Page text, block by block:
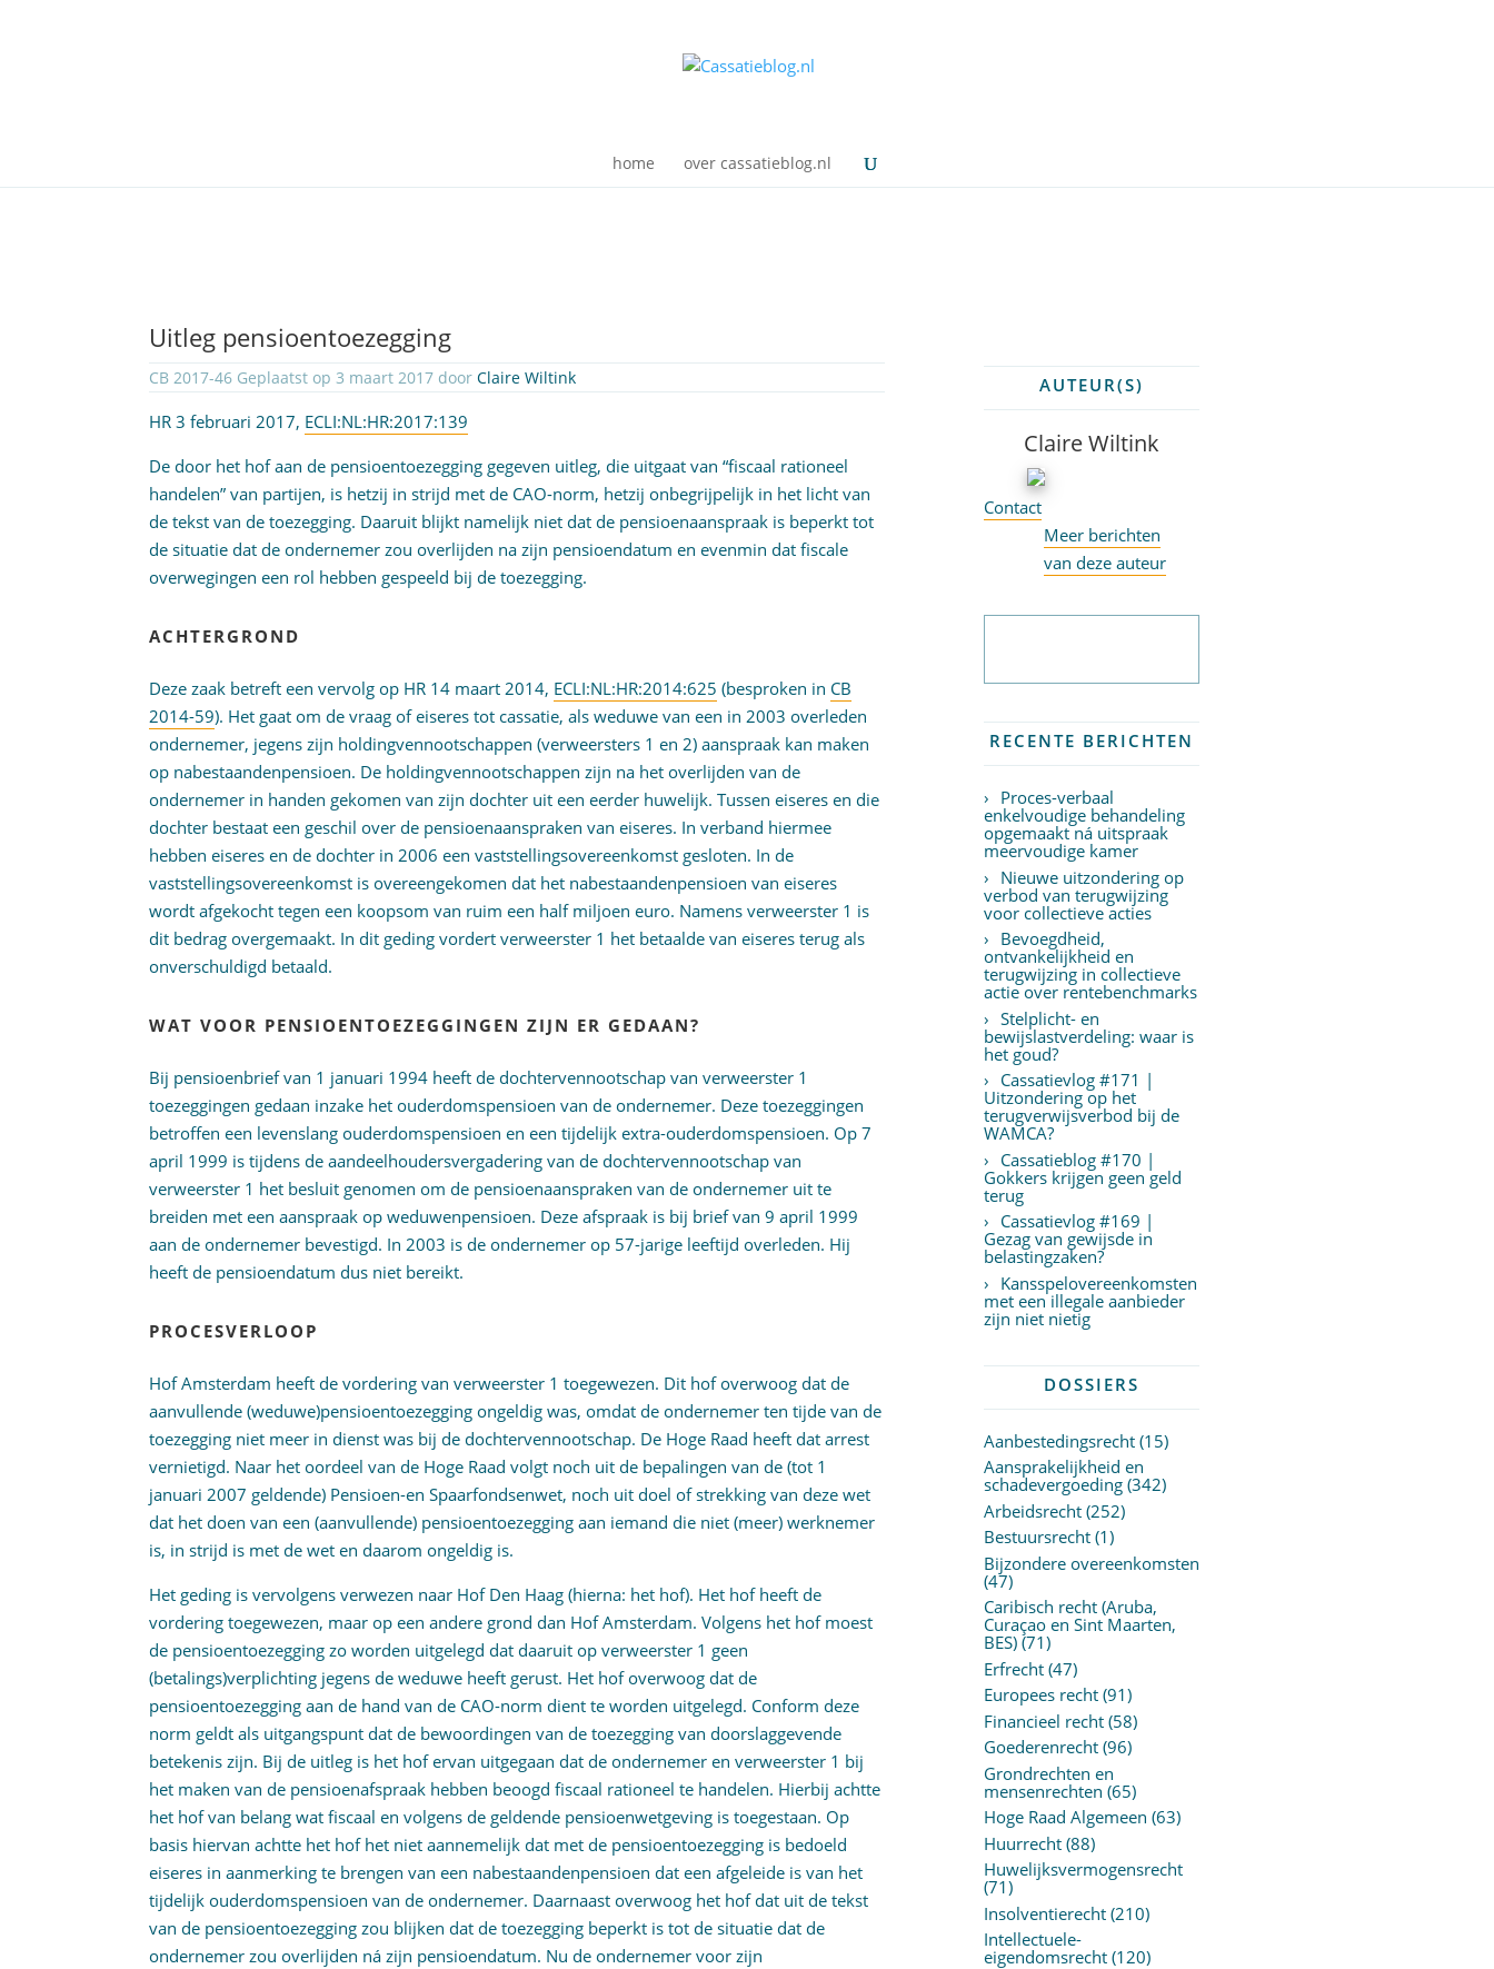
home over cassatieblog.nl
Uitleg pensioentoezegging
CB 2017-46 Geplaatst op 3 maart 2017 doorClaire Wiltink
HR 3 februari 2017, ECLI:NL:HR:2017:139
De door het hof aan de pensioentoezegging gegeven uitleg, die uitgaat van “fiscaal rationeel
handelen” van partijen, is hetzij in strijd met de CAO-norm, hetzij onbegrijpelijk in het licht van
de tekst van de toezegging. Daaruit blijkt namelijk niet dat de pensioenaanspraak is beperkt tot
de situatie dat de ondernemer zou overlijden na zijn pensioendatum en evenmin dat fiscale
overwegingen een rol hebben gespeeld bij de toezegging.
ACHTERGROND
Deze zaak betreft een vervolg op HR 14 maart 2014, ECLI:NL:HR:2014:625 (besproken in CB
2014-59). Het gaat om de vraag of eiseres tot cassatie, als weduwe van een in 2003 overleden
ondernemer, jegens zijn holdingvennootschappen (verweersters 1 en 2) aanspraak kan maken
op nabestaandenpensioen. De holdingvennootschappen zijn na het overlijden van de
ondernemer in handen gekomen van zijn dochter uit een eerder huwelijk. Tussen eiseres en die
dochter bestaat een geschil over de pensioenaanspraken van eiseres. In verband hiermee
hebben eiseres en de dochter in 2006 een vaststellingsovereenkomst gesloten. In de
vaststellingsovereenkomst is overeengekomen dat het nabestaandenpensioen van eiseres
wordt afgekocht tegen een koopsom van ruim een half miljoen euro. Namens verweerster 1 is
dit bedrag overgemaakt. In dit geding vordert verweerster 1 het betaalde van eiseres terug als
onverschuldigd betaald.
WAT VOOR PENSIOENTOEZEGGINGEN ZIJN ER GEDAAN?
Bij pensioenbrief van 1 januari 1994 heeft de dochtervennootschap van verweerster 1
toezeggingen gedaan inzake het ouderdomspensioen van de ondernemer. Deze toezeggingen
betroffen een levenslang ouderdomspensioen en een tijdelijk extra-ouderdomspensioen. Op 7
april 1999 is tijdens de aandeelhoudersvergadering van de dochtervennootschap van
verweerster 1 het besluit genomen om de pensioenaanspraken van de ondernemer uit te
breiden met een aanspraak op weduwenpensioen. Deze afspraak is bij brief van 9 april 1999
aan de ondernemer bevestigd. In 2003 is de ondernemer op 57-jarige leeftijd overleden. Hij
heeft de pensioendatum dus niet bereikt.
PROCESVERLOOP
Hof Amsterdam heeft de vordering van verweerster 1 toegewezen. Dit hof overwoog dat de
aanvullende (weduwe)pensioentoezegging ongeldig was, omdat de ondernemer ten tijde van de
toezegging niet meer in dienst was bij de dochtervennootschap. De Hoge Raad heeft dat arrest
vernietigd. Naar het oordeel van de Hoge Raad volgt noch uit de bepalingen van de (tot 1
januari 2007 geldende) Pensioen-en Spaarfondsenwet, noch uit doel of strekking van deze wet
dat het doen van een (aanvullende) pensioentoezegging aan iemand die niet (meer) werknemer
is, in strijd is met de wet en daarom ongeldig is.
Het geding is vervolgens verwezen naar Hof Den Haag (hierna: het hof). Het hof heeft de
vordering toegewezen, maar op een andere grond dan Hof Amsterdam. Volgens het hof moest
de pensioentoezegging zo worden uitgelegd dat daaruit op verweerster 1 geen
(betalings)verplichting jegens de weduwe heeft gerust. Het hof overwoog dat de
pensioentoezegging aan de hand van de CAO-norm dient te worden uitgelegd. Conform deze
norm geldt als uitgangspunt dat de bewoordingen van de toezegging van doorslaggevende
betekenis zijn. Bij de uitleg is het hof ervan uitgegaan dat de ondernemer en verweerster 1 bij
het maken van de pensioenafspraak hebben beoogd fiscaal rationeel te handelen. Hierbij achtte
het hof van belang wat fiscaal en volgens de geldende pensioenwetgeving is toegestaan. Op
basis hiervan achtte het hof het niet aannemelijk dat met de pensioentoezegging is bedoeld
eiseres in aanmerking te brengen van een nabestaandenpensioen dat een afgeleide is van het
tijdelijk ouderdomspensioen van de ondernemer. Daarnaast overwoog het hof dat uit de tekst
van de pensioentoezegging zou blijken dat de toezegging beperkt is tot de situatie dat de
ondernemer zou overlijden ná zijn pensioendatum. Nu de ondernemer voor zijn
AUTEUR(S)
Claire Wiltink
Contact
Meer berichten
van deze auteur
RECENTE BERICHTEN
Proces-verbaal
enkelvoudige behandeling
opgemaakt ná uitspraak
meervoudige kamer
Nieuwe uitzondering op
verbod van terugwijzing
voor collectieve acties
Bevoegdheid,
ontvankelijkheid en
terugwijzing in collectieve
actie over rentebenchmarks
Stelplicht- en
bewijslastverdeling: waar is
het goud?
Cassatievlog #171 |
Uitzondering op het
terugverwijsverbod bij de
WAMCA?
Cassatieblog #170 |
Gokkers krijgen geen geld
terug
Cassatievlog #169 |
Gezag van gewijsde in
belastingzaken?
Kansspelovereenkomsten
met een illegale aanbieder
zijn niet nietig
DOSSIERS
Aanbestedingsrecht(15)
Aansprakelijkheid en
schadevergoeding(342)
Arbeidsrecht(252)
Bestuursrecht(1)
Bijzondere overeenkomsten
(47)
Caribisch recht (Aruba,
Curaçao en Sint Maarten,
BES)(71)
Erfrecht(47)
Europees recht(91)
Financieel recht(58)
Goederenrecht(96)
Grondrechten en
mensenrechten (65)
Hoge Raad Algemeen (63)
Huurrecht(88)
Huwelijksvermogensrecht
(71)
Insolventierecht(210)
Intellectuele-
eigendomsrecht(120)